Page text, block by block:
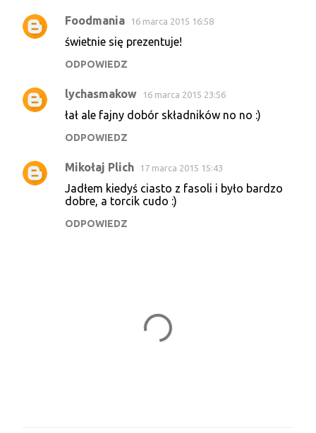
Foodmania 16 marca 2015 16:58
świetnie się prezentuje!
ODPOWIEDZ
lychasmakow 16 marca 2015 23:56
łał ale fajny dobór składników no no :)
ODPOWIEDZ
Mikołaj Plich 17 marca 2015 15:43
Jadłem kiedyś ciasto z fasoli i było bardzo
dobre, a torcik cudo :)
ODPOWIEDZ